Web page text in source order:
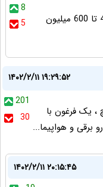
8
5
همين اسباب بازي احتمالا رو پايه 400 تا 600 ميليون
۱۴۰۲/۲/۱۱ ۱۹:۲۹:۵۲
201
30
، یک فرغون با
برقی و هواپیما...
۱۴۰۲/۲/۱۱ ۲۰:۱۵:۴۵